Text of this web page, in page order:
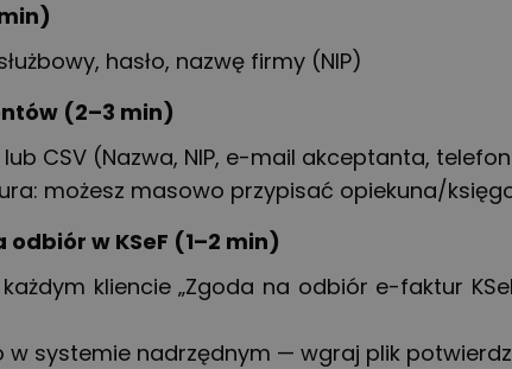
hasło, nazwę firmy (NIP)
(2–3 min)
CSV (Nazwa, NIP, e-mail akceptanta,
możesz masowo przypisać opiekuna/
w KSeF (1–2 min)
kliencie „Zgoda na odbiór e-faktur
w systemie nadrzędnym — wgraj plik